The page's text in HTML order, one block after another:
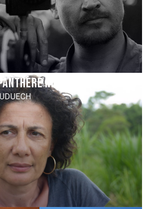
noire